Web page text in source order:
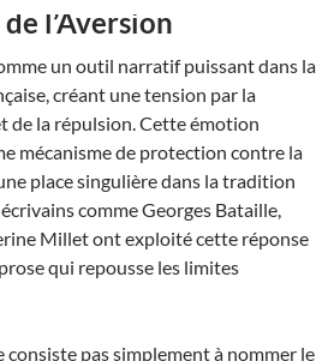
l’Aversion
un outil narratif puissant dans la
créant une tension par la
de la répulsion. Cette émotion
mécanisme de protection contre la
place singulière dans la tradition
comme Georges Bataille,
Millet ont exploité cette réponse
qui repousse les limites
consiste pas simplement à nommer le